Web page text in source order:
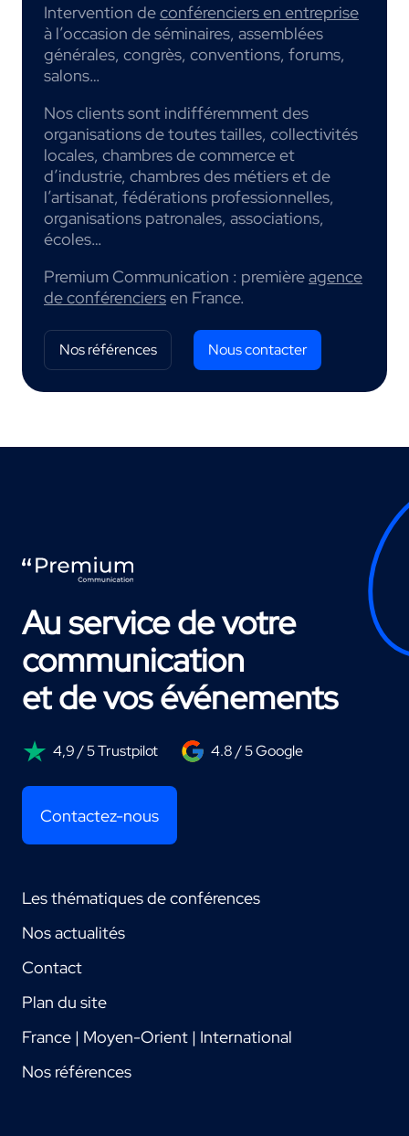
Intervention deconférenciers en entreprise
à l’occasion de séminaires, assemblées
générales, congrès, conventions, forums,
salons…
Nos clients sont indifféremment des
organisations de toutes tailles, collectivités
locales, chambres de commerce et
d’industrie, chambres des métiers et de
l’artisanat, fédérations professionnelles,
organisations patronales, associations,
écoles…
Premium Communication : premièreagence
de conférenciersen France.
Nos références Nous contacter
Au service de votre
communication
et de vos événements
4,9 / 5 Trustpilot 4.8 / 5 Google
Contactez-nous
Les thématiques de conférences
Nos actualités
Contact
Plan du site
France | Moyen-Orient | International
Nos références